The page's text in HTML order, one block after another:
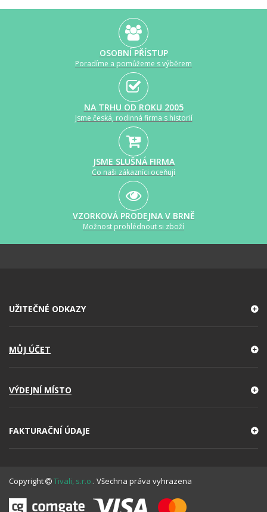
OSOBNÍ PŘÍSTUP
Poradíme a pomůžeme s výběrem
NA TRHU OD ROKU 2005
Jsme česká, rodinná firma s historií
JSME SLUŠNÁ FIRMA
Co naši zákazníci oceňují
VZORKOVÁ PRODEJNA V BRNĚ
Možnost prohlédnout si zboží
UŽITEČNÉ ODKAZY
MŮJ ÚČET
VÝDEJNÍ MÍSTO
FAKTURAČNÍ ÚDAJE
Copyright Tivali, s.r.o.. Všechna práva vyhrazena